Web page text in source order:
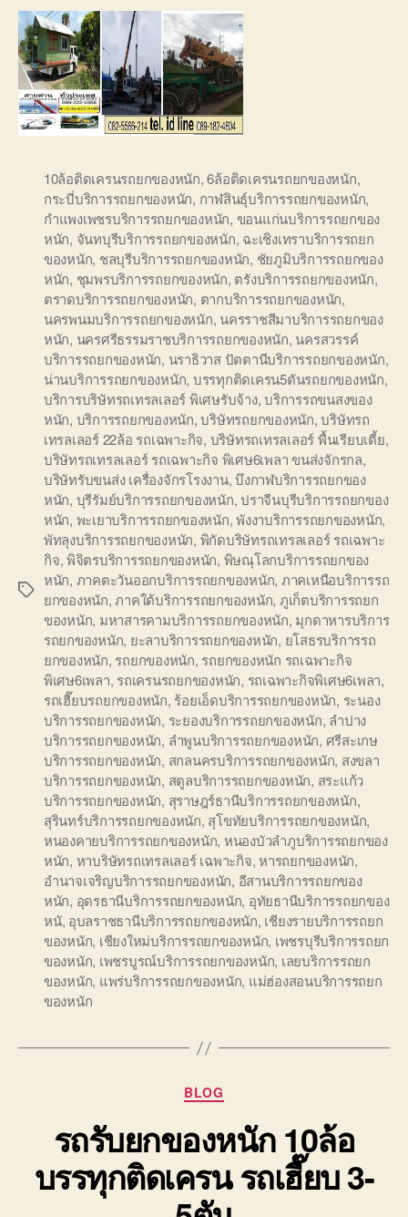
Tags
10ล้อติดเครนรถยกของหนัก,6ล้อติดเครนรถยกของหนัก,
กระบี่บริการรถยกของหนัก, กาฬสินธุ์บริการรถยกของหนัก,
กำแพงเพชรบริการรถยกของหนัก, ขอนแก่นบริการรถยกของ
หนัก, จันทบุรีบริการรถยกของหนัก, ฉะเชิงเทราบริการรถยก
ของหนัก, ชลบุรีบริการรถยกของหนัก, ชัยภูมิบริการรถยกของ
หนัก, ชุมพรบริการรถยกของหนัก, ตรังบริการรถยกของหนัก,
ตราดบริการรถยกของหนัก, ตากบริการรถยกของหนัก,
นครพนมบริการรถยกของหนัก, นครราชสีมาบริการรถยกของ
หนัก, นครศรีธรรมราชบริการรถยกของหนัก, นครสวรรค์
บริการรถยกของหนัก, นราธิวาส ปัตตานีบริการรถยกของหนัก,
น่านบริการรถยกของหนัก, บรรทุกติดเครน5ตันรถยกของหนัก,
บริการบริษัทรถเทรลเลอร์ พิเศษรับจ้าง,บริการรถขนสงของ
หนัก, บริการรถยกของหนัก,บริษัทรถยกของหนัก,บริษัทรถ
เทรลเลอร์ 22ล้อ รถเฉพาะกิจ, บริษัทรถเทรลเลอร์ พื้นเรียบเตี้ย,
บริษัทรถเทรลเลอร์ รถเฉพาะกิจ พิเศษ6เพลา ขนส่งจักรกล,
บริษัทรับขนส่ง เครื่องจักรโรงงาน,บึงกาฬบริการรถยกของ
หนัก, บุรีรัมย์บริการรถยกของหนัก,ปราจีนบุรีบริการรถยกของ
หนัก, พะเยาบริการรถยกของหนัก,พังงาบริการรถยกของหนัก,
พัทลุงบริการรถยกของหนัก, พิกัดบริษัทรถเทรลเลอร์ รถเฉพาะ
กิจ,พิจิตรบริการรถยกของหนัก, พิษณุโลกบริการรถยกของ
หนัก, ภาคตะวันออกบริการรถยกของหนัก, ภาคเหนือบริการรถ
ยกของหนัก,ภาคใต้บริการรถยกของหนัก, ภูเก็ตบริการรถยก
ของหนัก, มหาสารคามบริการรถยกของหนัก, มุกดาหารบริการ
รถยกของหนัก, ยะลาบริการรถยกของหนัก, ยโสธรบริการรถ
ยกของหนัก, รถยกของหนัก, รถยกของหนัก รถเฉพาะกิจ
พิเศษ6เพลา, รถเครนรถยกของหนัก, รถเฉพาะกิจพิเศษ6เพลา,
รถเฮี๊ยบรถยกของหนัก, ร้อยเอ็ดบริการรถยกของหนัก, ระนอง
บริการรถยกของหนัก, ระยองบริการรถยกของหนัก, ลำปาง
บริการรถยกของหนัก, ลำพูนบริการรถยกของหนัก, ศรีสะเกษ
บริการรถยกของหนัก, สกลนครบริการรถยกของหนัก, สงขลา
บริการรถยกของหนัก, สตูลบริการรถยกของหนัก, สระแก้ว
บริการรถยกของหนัก, สุราษฎร์ธานีบริการรถยกของหนัก,
สุรินทร์บริการรถยกของหนัก, สุโขทัยบริการรถยกของหนัก,
หนองคายบริการรถยกของหนัก, หนองบัวลำภูบริการรถยกของ
หนัก, หาบริษัทรถเทรลเลอร์ เฉพาะกิจ,หารถยกของหนัก,
อำนาจเจริญบริการรถยกของหนัก, อีสานบริการรถยกของ
หนัก, อุดรธานีบริการรถยกของหนัก, อุทัยธานีบริการรถยกของ
หนั, อุบลราชธานีบริการรถยกของหนัก, เชียงรายบริการรถยก
ของหนัก, เชียงใหม่บริการรถยกของหนัก, เพชรบุรีบริการรถยก
ของหนัก, เพชรบูรณ์บริการรถยกของหนัก, เลยบริการรถยก
ของหนัก, แพร่บริการรถยกของหนัก, แม่ฮ่องสอนบริการรถยก
ของหนัก
Categories
BLOG
รถรับยกของหนัก 10ล้อ
บรรทุกติดเครน รถเฮี๊ยบ 3-